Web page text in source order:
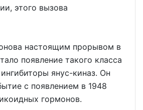
этого вызова
настоящим прорывом в
появление такого класса
янус-киназ. Он
с появлением в 1948
гормонов.